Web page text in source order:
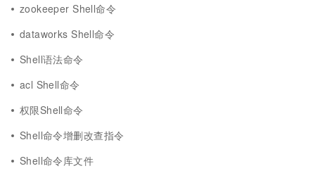
zookeeper Shell命令
dataworks Shell命令
Shell语法命令
acl Shell命令
权限Shell命令
Shell命令增删改查指令
Shell命令库文件